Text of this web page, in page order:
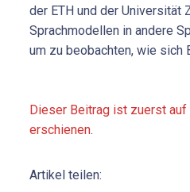
der ETH und der Universität
Sprachmodellen in andere
um zu beobachten, wie sich
Dieser Beitrag ist zuerst
erschienen.
Artikel teilen: